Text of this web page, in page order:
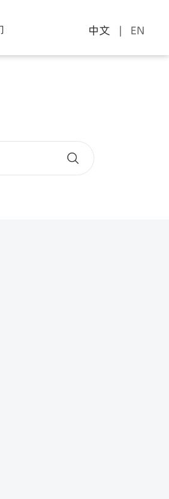
中文 | EN
应用场景